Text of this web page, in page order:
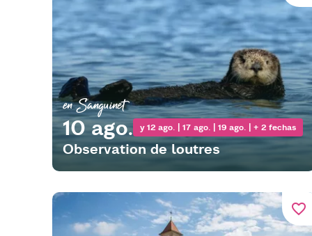
en Sanguinet
10 ago. y 12 ago. | 17 ago. | 19 ago. | + 2 fechas
Observation de loutres
favorite_border